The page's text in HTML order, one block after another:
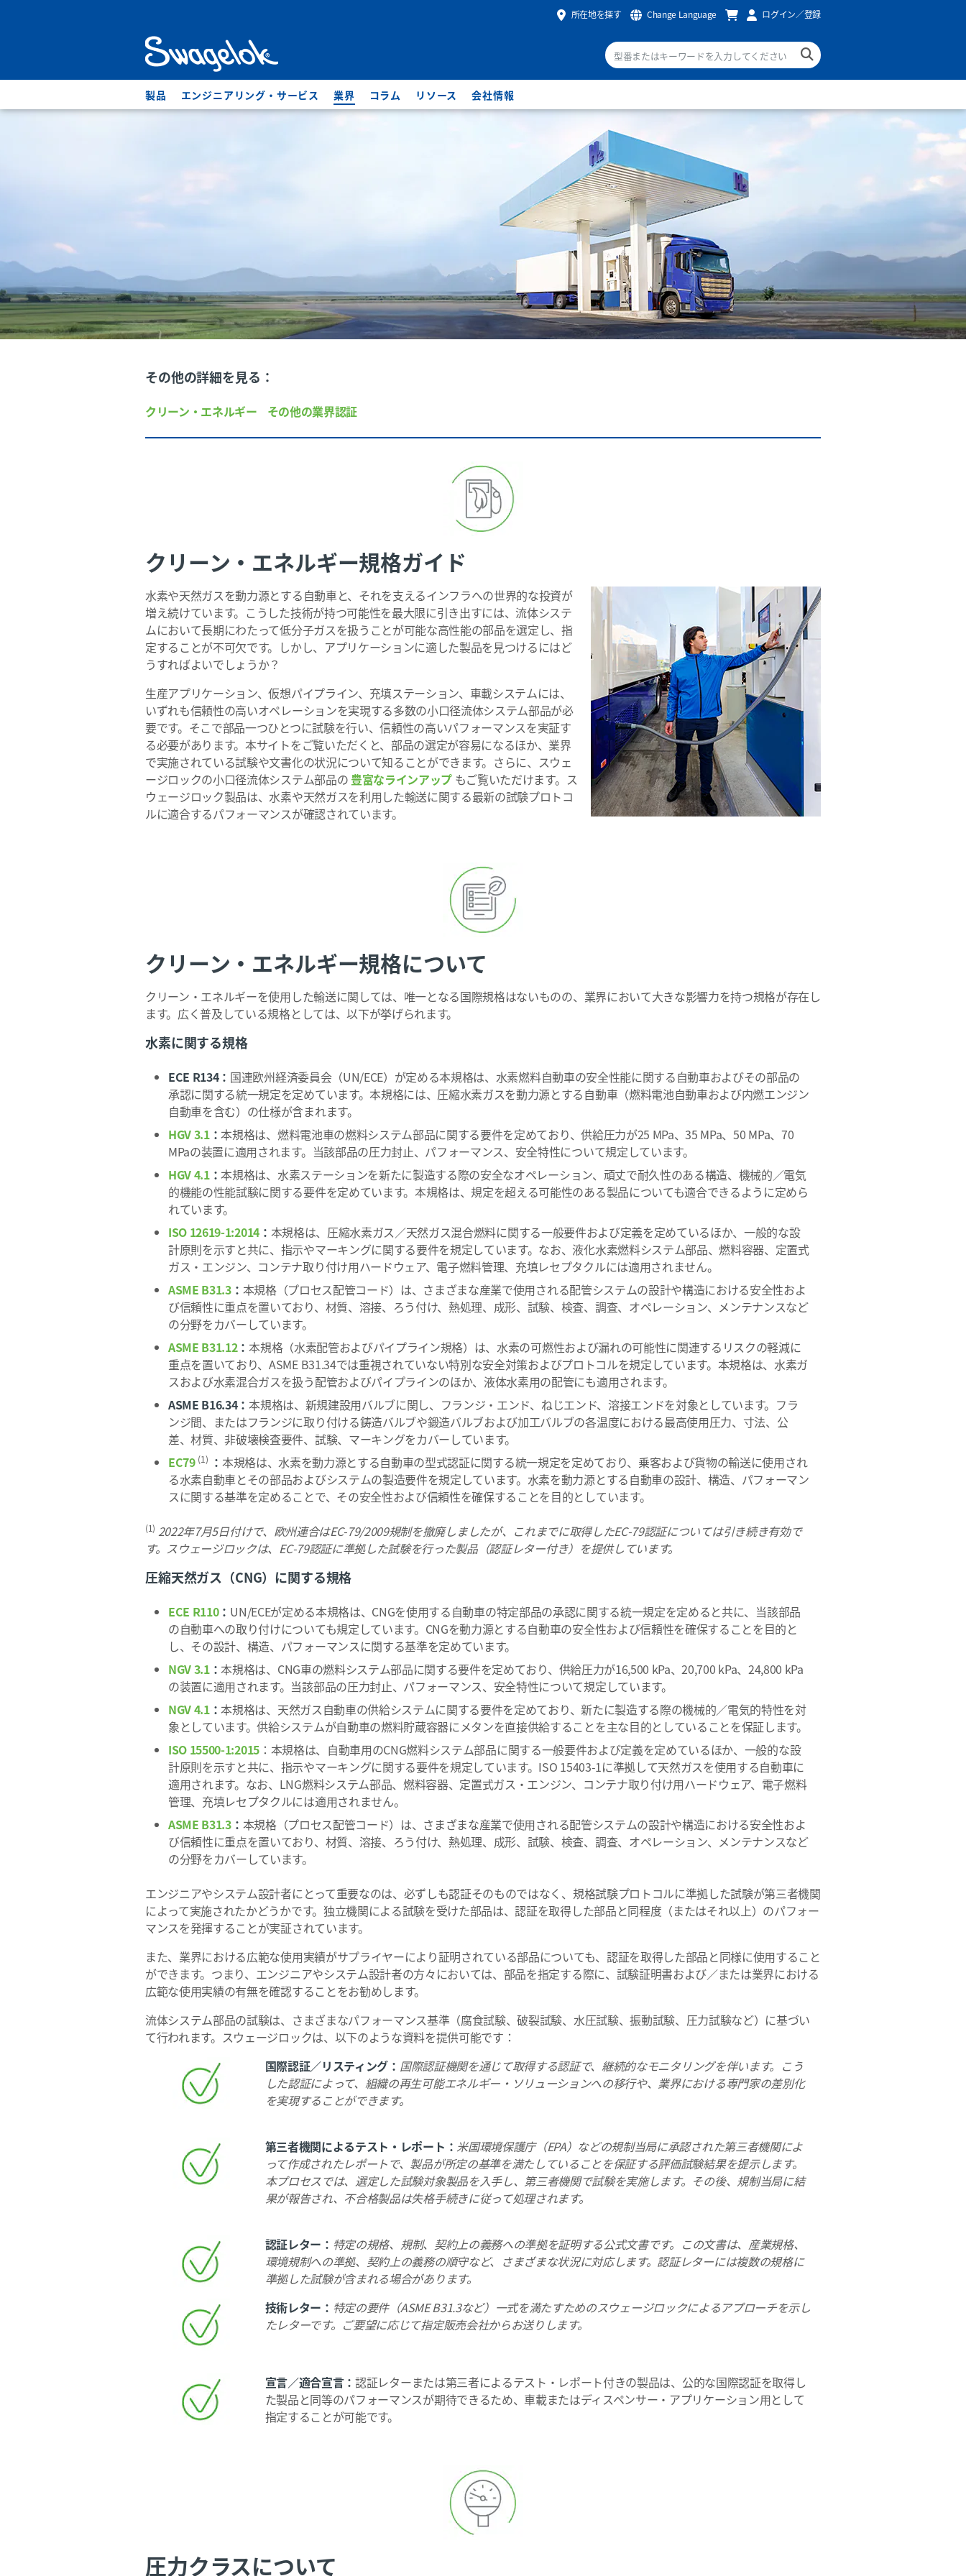
所在地を探す Change Language ログイン／登録
製品 エンジニアリング・サービス 業界 コラム リソース 会社情報
その他の詳細を見る：
クリーン・エネルギー その他の業界認証
クリーン・エネルギー規格ガイド
水素や天然ガスを動力源とする自動車と、それを支えるインフラへの世界的な投資が
増え続けています。こうした技術が持つ可能性を最大限に引き出すには、流体システ
ムにおいて長期にわたって低分子ガスを扱うことが可能な高性能の部品を選定し、指
定することが不可欠です。しかし、アプリケーションに適した製品を見つけるにはど
うすればよいでしょうか？
生産アプリケーション、仮想パイプライン、充填ステーション、車載システムには、
いずれも信頼性の高いオペレーションを実現する多数の小口径流体システム部品が必
要です。そこで部品一つひとつに試験を行い、信頼性の高いパフォーマンスを実証す
る必要があります。本サイトをご覧いただくと、部品の選定が容易になるほか、業界
で実施されている試験や文書化の状況について知ることができます。さらに、スウェ
ージロックの小口径流体システム部品の 豊富なラインアップ もご覧いただけます。ス
ウェージロック製品は、水素や天然ガスを利用した輸送に関する最新の試験プロトコ
ルに適合するパフォーマンスが確認されています。
クリーン・エネルギー規格について
クリーン・エネルギーを使用した輸送に関しては、唯一となる国際規格はないものの、業界において大きな影響力を持つ規格が存在し
ます。広く普及している規格としては、以下が挙げられます。
水素に関する規格
ECE R134： 国連欧州経済委員会（UN/ECE）が定める本規格は、水素燃料自動車の安全性能に関する自動車およびその部品の
承認に関する統一規定を定めています。本規格には、圧縮水素ガスを動力源とする自動車（燃料電池自動車および内燃エンジン
自動車を含む）の仕様が含まれます。
HGV 3.1：本規格は、燃料電池車の燃料システム部品に関する要件を定めており、供給圧力が25 MPa、35 MPa、50 MPa、70
MPaの装置に適用されます。当該部品の圧力封止、パフォーマンス、安全特性について規定しています。
HGV 4.1：本規格は、水素ステーションを新たに製造する際の安全なオペレーション、頑丈で耐久性のある構造、機械的／電気
的機能の性能試験に関する要件を定めています。本規格は、規定を超える可能性のある製品についても適合できるように定めら
れています。
ISO 12619-1:2014： 本規格は、圧縮水素ガス／天然ガス混合燃料に関する一般要件および定義を定めているほか、一般的な設
計原則を示すと共に、指示やマーキングに関する要件を規定しています。なお、液化水素燃料システム部品、燃料容器、定置式
ガス・エンジン、コンテナ取り付け用ハードウェア、電子燃料管理、充填レセプタクルには適用されません。
ASME B31.3： 本規格（プロセス配管コード）は、さまざまな産業で使用される配管システムの設計や構造における安全性およ
び信頼性に重点を置いており、材質、溶接、ろう付け、熱処理、成形、試験、検査、調査、オペレーション、メンテナンスなど
の分野をカバーしています。
ASME B31.12：本規格（水素配管およびパイプライン規格）は、水素の可燃性および漏れの可能性に関連するリスクの軽減に
重点を置いており、ASME B31.34では重視されていない特別な安全対策およびプロトコルを規定しています。本規格は、水素ガ
スおよび水素混合ガスを扱う配管およびパイプラインのほか、液体水素用の配管にも適用されます。
ASME B16.34：本規格は、新規建設用バルブに関し、フランジ・エンド、ねじエンド、溶接エンドを対象としています。フラ
ンジ間、またはフランジに取り付ける鋳造バルブや鍛造バルブおよび加工バルブの各温度における最高使用圧力、寸法、公
差、材質、非破壊検査要件、試験、マーキングをカバーしています。
EC79 (1) ： 本規格は、水素を動力源とする自動車の型式認証に関する統一規定を定めており、乗客および貨物の輸送に使用され
る水素自動車とその部品およびシステムの製造要件を規定しています。水素を動力源とする自動車の設計、構造、パフォーマン
スに関する基準を定めることで、その安全性および信頼性を確保することを目的としています。
(1) 2022年7月5日付けで、欧州連合はEC-79/2009規制を撤廃しましたが、これまでに取得したEC-79認証については引き続き有効で
す。スウェージロックは、EC-79認証に準拠した試験を行った製品（認証レター付き）を提供しています。
圧縮天然ガス（CNG）に関する規格
ECE R110： UN/ECEが定める本規格は、CNGを使用する自動車の特定部品の承認に関する統一規定を定めると共に、当該部品
の自動車への取り付けについても規定しています。CNGを動力源とする自動車の安全性および信頼性を確保することを目的と
し、その設計、構造、パフォーマンスに関する基準を定めています。
NGV 3.1：本規格は、CNG車の燃料システム部品に関する要件を定めており、供給圧力が16,500 kPa、20,700 kPa、24,800 kPa
の装置に適用されます。当該部品の圧力封止、パフォーマンス、安全特性について規定しています。
NGV 4.1：本規格は、天然ガス自動車の供給システムに関する要件を定めており、新たに製造する際の機械的／電気的特性を対
象としています。供給システムが自動車の燃料貯蔵容器にメタンを直接供給することを主な目的としていることを保証します。
ISO 15500-1:2015：本規格は、自動車用のCNG燃料システム部品に関する一般要件および定義を定めているほか、一般的な設
計原則を示すと共に、指示やマーキングに関する要件を規定しています。ISO 15403-1に準拠して天然ガスを使用する自動車に
適用されます。なお、LNG燃料システム部品、燃料容器、定置式ガス・エンジン、コンテナ取り付け用ハードウェア、電子燃料
管理、充填レセプタクルには適用されません。
ASME B31.3： 本規格（プロセス配管コード）は、さまざまな産業で使用される配管システムの設計や構造における安全性およ
び信頼性に重点を置いており、材質、溶接、ろう付け、熱処理、成形、試験、検査、調査、オペレーション、メンテナンスなど
の分野をカバーしています。
エンジニアやシステム設計者にとって重要なのは、必ずしも認証そのものではなく、規格試験プロトコルに準拠した試験が第三者機関
によって実施されたかどうかです。独立機関による試験を受けた部品は、認証を取得した部品と同程度（またはそれ以上）のパフォー
マンスを発揮することが実証されています。
また、業界における広範な使用実績がサプライヤーにより証明されている部品についても、認証を取得した部品と同様に使用すること
ができます。つまり、エンジニアやシステム設計者の方々においては、部品を指定する際に、試験証明書および／または業界における
広範な使用実績の有無を確認することをお勧めします。
流体システム部品の試験は、さまざまなパフォーマンス基準（腐食試験、破裂試験、水圧試験、振動試験、圧力試験など）に基づい
て行われます。スウェージロックは、以下のような資料を提供可能です：
国際認証／リスティング： 国際認証機関を通じて取得する認証で、継続的なモニタリングを伴います。こう
した認証によって、組織の再生可能エネルギー・ソリューションへの移行や、業界における専門家の差別化
を実現することができます。
第三者機関によるテスト・レポート： 米国環境保護庁（EPA）などの規制当局に承認された第三者機関によ
って作成されたレポートで、製品が所定の基準を満たしていることを保証する評価試験結果を提示します。
本プロセスでは、選定した試験対象製品を入手し、第三者機関で試験を実施します。その後、規制当局に結
果が報告され、不合格製品は失格手続きに従って処理されます。
認証レター： 特定の規格、規制、契約上の義務への準拠を証明する公式文書です。この文書は、産業規格、
環境規制への準拠、契約上の義務の順守など、さまざまな状況に対応します。認証レターには複数の規格に
準拠した試験が含まれる場合があります。
技術レター： 特定の要件（ASME B31.3など）一式を満たすためのスウェージロックによるアプローチを示し
たレターです。ご要望に応じて指定販売会社からお送りします。
宣言／適合宣言：認証レターまたは第三者によるテスト・レポート付きの製品は、公的な国際認証を取得し
た製品と同等のパフォーマンスが期待できるため、車載またはディスペンサー・アプリケーション用として
指定することが可能です。
圧力クラスについて